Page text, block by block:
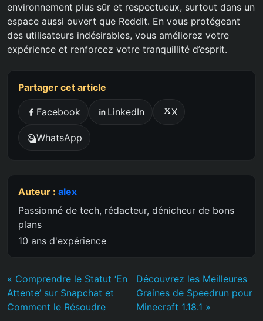
environnement plus sûr et respectueux, surtout dans un
espace aussi ouvert que Reddit. En vous protégeant
des utilisateurs indésirables, vous améliorez votre
expérience et renforcez votre tranquillité d’esprit.
Partager cet article
Facebook LinkedIn X
WhatsApp
Auteur : alex
Passionné de tech, rédacteur, dénicheur de bons
plans
10 ans d'expérience
« Comprendre le Statut ‘En
Attente’ sur Snapchat et
Comment le Résoudre
Découvrez les Meilleures
Graines de Speedrun pour
Minecraft 1.18.1 »